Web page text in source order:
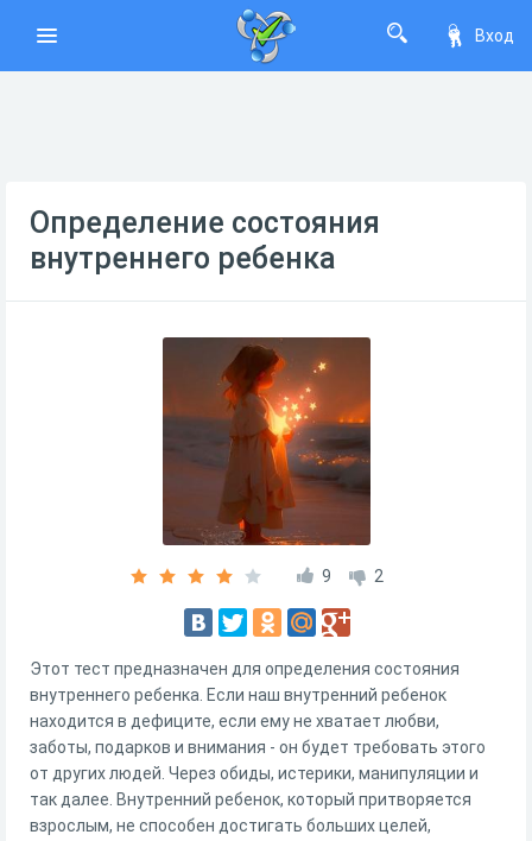
Вход
Определение состояния
внутреннего ребенка
9 2
Этот тест предназначен для определения состояния
внутреннего ребенка. Если наш внутренний ребенок
находится в дефиците, если ему не хватает любви,
заботы, подарков и внимания - он будет требовать этого
от других людей. Через обиды, истерики, манипуляции и
так далее. Внутренний ребенок, который притворяется
взрослым, не способен достигать больших целей,